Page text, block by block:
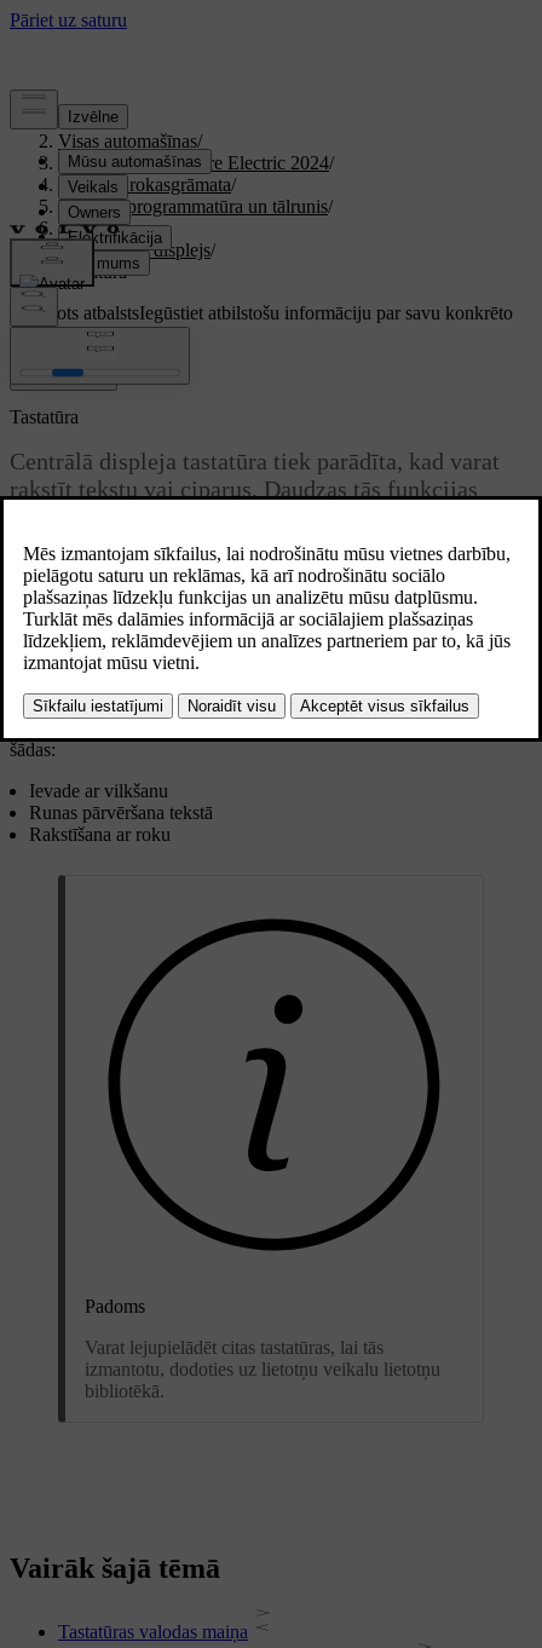
Atbalsts
Visas automašīnas/
XC40 Recharge Pure Electric 2024/
Lietotāja rokasgrāmata/
Displeji, programmatūra un tālrunis/
Displeji/
Centrālais displejs/
Tastatūra
Pielāgots atbalstsIegūstiet atbilstošu informāciju par savu konkrēto
automašīnu.
Pierakstīties
Atjaunināts 28.10.2024
Tastatūra
Centrālā displeja tastatūra tiek parādīta, kad varat
rakstīt tekstu vai ciparus. Daudzas tās funkcijas
Lai rakstītu tekstu vai ciparus, varat izmantot ekrāna tastatūru.
Piemēram, meklējot galamērķi navigācijas lietotnē vai ievadot paroli
Wi-Fi tīklam.
Tastatūras izkārtojums var mainīties atkarībā no ievades lauka veida.
šādas:
Ievade ar vilkšanu
Runas pārvēršana tekstā
Rakstīšana ar roku
Padoms
Varat lejupielādēt citas tastatūras, lai tās
izmantotu, dodoties uz lietotņu veikalu lietotņu
bibliotēkā.
Vairāk šajā tēmā
Tastatūras valodas maiņa